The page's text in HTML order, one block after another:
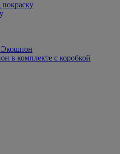
Экошпон
в комплекте с коробкой